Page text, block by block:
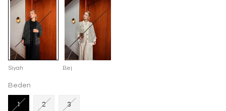
Siyah Bej
Beden
1 2 3